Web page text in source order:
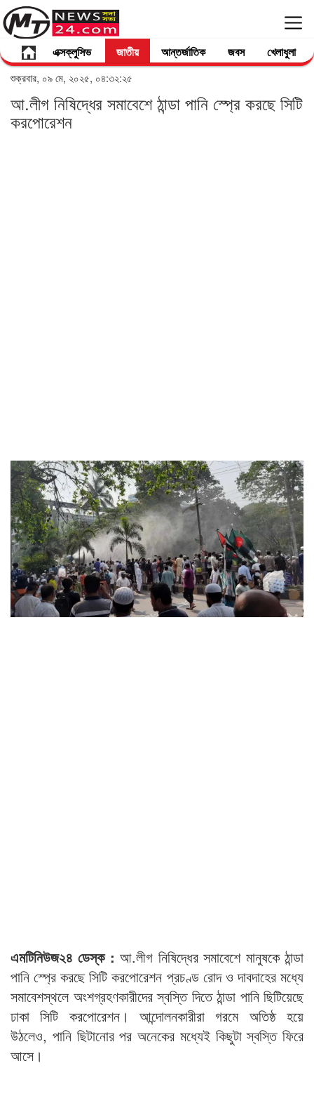
এক্সক্লুসিভ জাতীয় আন্তর্জাতিক জবস খেলাধুলা
শুক্রবার, ০৯ মে, ২০২৫, ০৪:৩২:২৫
আ.লীগ নিষিদ্ধের সমাবেশে ঠান্ডা পানি স্প্রে করছে সিটি
করপোরেশন
এমটিনিউজ২৪ ডেস্ক : আ.লীগ নিষিদ্ধের সমাবেশে মানুষকে ঠান্ডা
পানি স্প্রে করছে সিটি করপোরেশন প্রচণ্ড রোদ ও দাবদাহের মধ্যে
সমাবেশস্থলে অংশগ্রহণকারীদের স্বস্তি দিতে ঠান্ডা পানি ছিটিয়েছে
ঢাকা সিটি করপোরেশন। আন্দোলনকারীরা গরমে অতিষ্ঠ হয়ে
উঠলেও, পানি ছিটানোর পর অনেকের মধ্যেই কিছুটা স্বস্তি ফিরে
আসে।